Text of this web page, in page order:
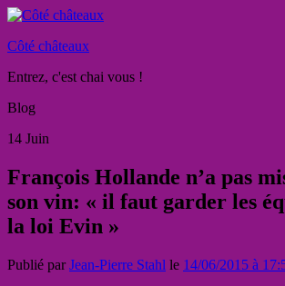
Côté châteaux
Entrez, c'est chai vous !
Blog
14 Juin
François Hollande n’a pas
son vin: « il faut garder les
la loi Evin »
Publié parJean-Pierre Stahl le 14/06/2015 à